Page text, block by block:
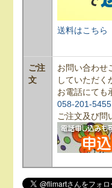
送料はこちら
ご注
文
お問い合わせ
していただく
お電話にても
058-201-5455
ご注文及び問